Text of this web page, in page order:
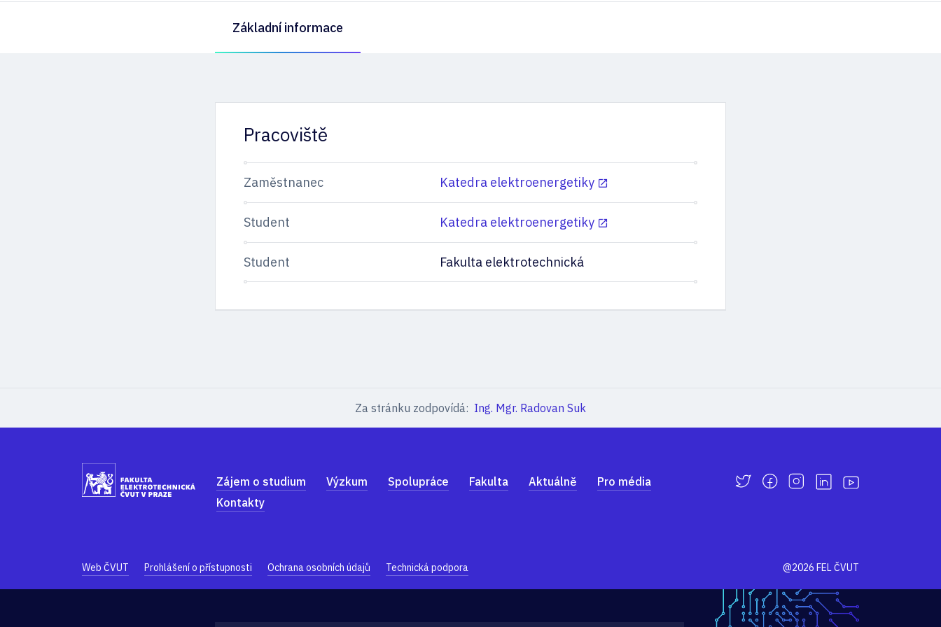
Základní informace
Pracoviště
Zaměstnanec Katedra elektroenergetiky
Student Katedra elektroenergetiky
Student Fakulta elektrotechnická
Za stránku zodpovídá: Ing. Mgr. Radovan Suk
Zájem o studium Výzkum Spolupráce Fakulta Aktuálně
Pro média
Kontakty
Web ČVUT Prohlášení o přístupnosti Ochrana osobních údajů Technická podpora @2026 FEL ČVUT